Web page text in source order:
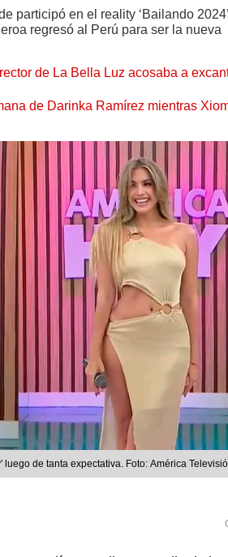
participó en el reality ‘Bailando
regresó al Perú para ser la nueva
de La Bella Luz acosaba a
de Darinka Ramírez mientras
de tanta expectativa. Foto: América